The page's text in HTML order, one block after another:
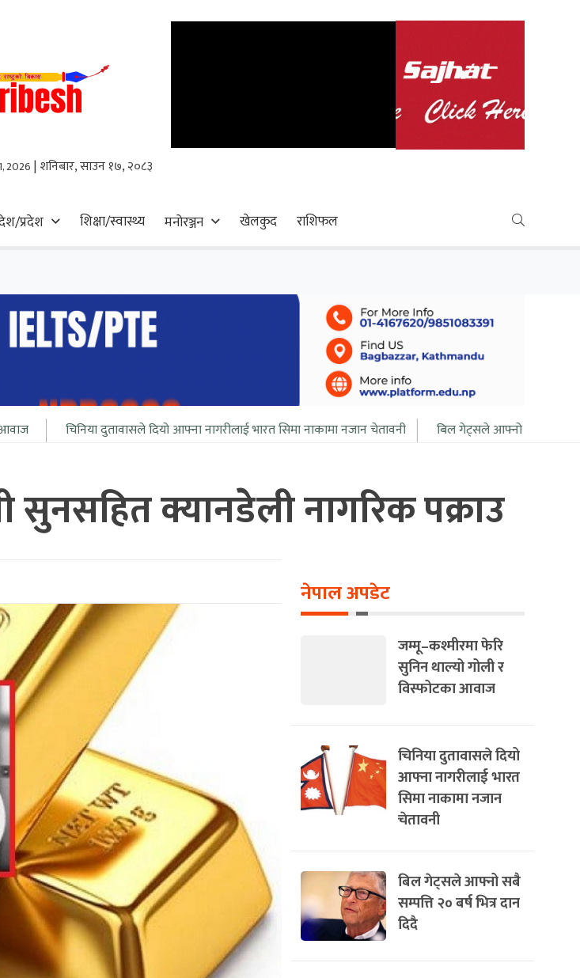
2026 | शनिबार, साउन १७, २०८३
प्रदेश शिक्षा/स्वास्थ्य मनोरञ्जन खेलकुद राशिफल
दुतावासले दियो आफ्ना नागरीलाई भारत सिमा नाकामा नजान चेतावनी बिल गेट्सले आफ्नो सबै सम्पत्ति २० बर्ष भित्र दान
सुनसहित क्यानडेली नागरिक पक्राउ
नेपाल अपडेट
जम्मू–कश्मीरमा फेरि
सुनिन थाल्यो गोली र
विस्फोटका आवाज
चिनिया दुतावासले दियो
आफ्ना नागरीलाई भारत
सिमा नाकामा नजान
चेतावनी
बिल गेट्सले आफ्नो सबै
सम्पत्ति २० बर्ष भित्र दान
दिदै